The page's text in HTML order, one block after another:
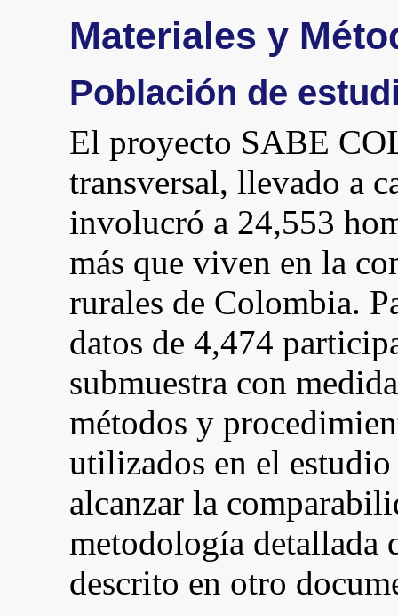
Materiales y
Población de
El proyecto SABE
transversal, llevado a
involucró a 24,553
más que viven en la
rurales de Colombia.
datos de 4,474
submuestra con
métodos y
utilizados en el
alcanzar la
metodología detallada
descrito en otro